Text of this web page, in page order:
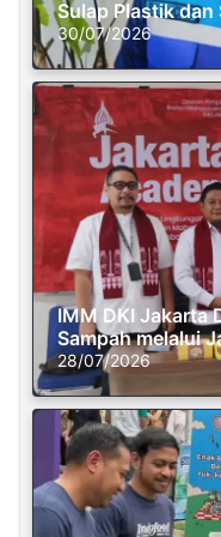
Sulap Plastik
30/07/2026
IMM DKI Jakarta
Sampah melalui
28/07/2026